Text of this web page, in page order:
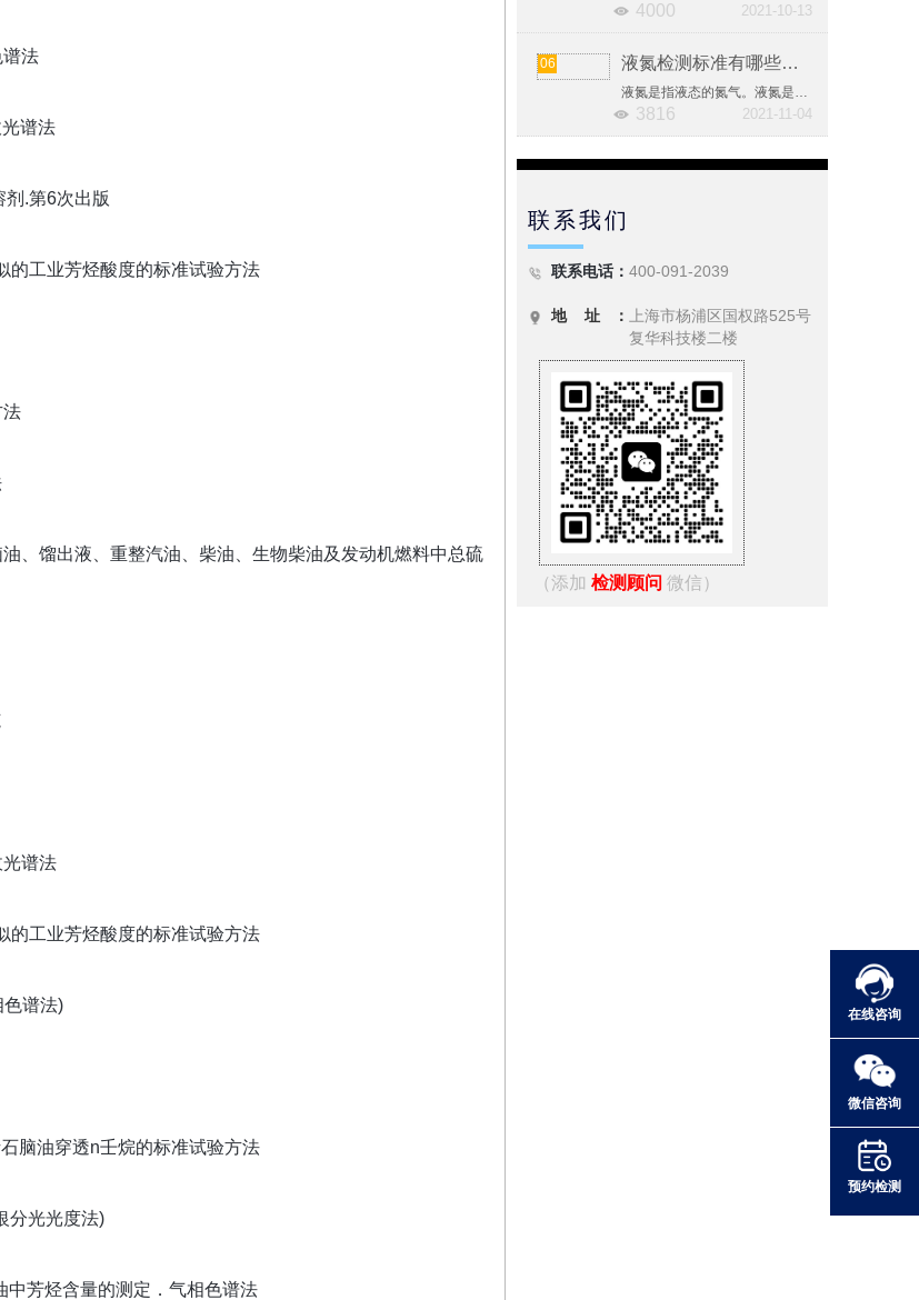
在线咨询
微信咨询
预约检测
法
谱法
.第6次出版
的工业芳烃酸度的标准试验方法
法
、馏出液、重整汽油、柴油、生物柴油及发动机燃料中总硫
谱法
的工业芳烃酸度的标准试验方法
谱法)
脑油穿透n壬烷的标准试验方法
分光光度法)
中芳烃含量的测定．气相色谱法
4000 2021-10-13
06 液氮检测标准有哪些？液氮相关检测国标汇总
液氮是指液态的氮气。液氮是惰性，无色，无臭，无腐蚀性，不可燃，温度极低的液体，汽化时大量吸热接触造成冻伤。氮气构成了大气的大部分。在工业中，液态氮是由空气分馏而得。
3816 2021-11-04
联系我们
联系电话： 400-091-2039
地 址 ：
上海市杨浦区国权路525号
复华科技楼二楼
（添加 检测顾问 微信）